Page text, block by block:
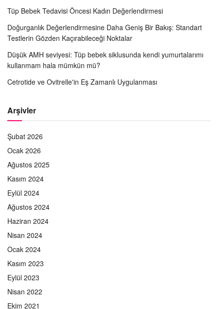
Tüp Bebek Tedavisi Öncesi Kadın Değerlendirmesi
Doğurganlık Değerlendirmesine Daha Geniş Bir Bakış: Standart
Testlerin Gözden Kaçırabileceği Noktalar
Düşük AMH seviyesi: Tüp bebek siklusunda kendi yumurtalarımı
kullanmam hala mümkün mü?
Cetrotide ve Ovitrelle'in Eş Zamanlı Uygulanması
Arşivler
Şubat 2026
Ocak 2026
Ağustos 2025
Kasım 2024
Eylül 2024
Ağustos 2024
Haziran 2024
Nisan 2024
Ocak 2024
Kasım 2023
Eylül 2023
Nisan 2022
Ekim 2021